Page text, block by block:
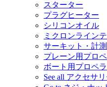
スターター
プラグヒーター
シリコンオイル
ミクロンライン
サーキット・計測
プレーン用プロ
ボート用プロペ
See all アクセサ